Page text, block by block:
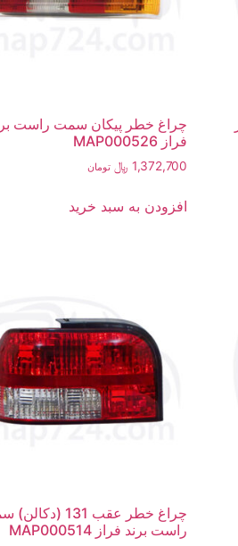
چراغ خطر پیکان سمت راست
فراز MAP000526
1,372,700 ﷼ تومان
افزودن به سبد خرید
چراغ خطر عقب 131
راست برند فراز MAP000514